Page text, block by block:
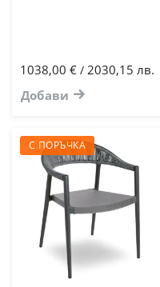
1038,00 € / 2030,15 лв.
Добави
С ПОРЪЧКА